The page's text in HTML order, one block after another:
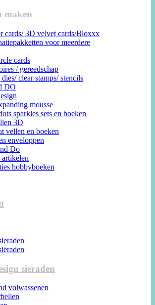
maken
cards/ 3D velvet cards/Bloxxx
voor meerdere
cards
/ gereedschap
clear stamps/ stencils
DO
mousse
sparkles sets en boeken
3D
vellen en boeken
enveloppen
Do
hobbyboeken
sieraden
volwassenen